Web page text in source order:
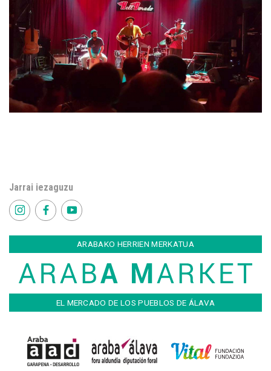
Jarrai iezaguzu
ARABAKO HERRIEN MERKATUA
EL MERCADO DE LOS PUEBLOS DE ÁLAVA